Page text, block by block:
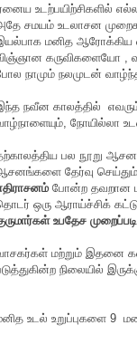
உடற்பயிற்சிகளில்
சமயம் உடலாசன
மனித ஆரோக்கிய
கருவிகளையோ ,
நாமும் நலமுடன்
நவீன காலத்தில்
நோயில்லா
பல நூறு
தேர்வு செய்தும்
போன்ற தவறான
ஒரு ஆராய்ச்சிக்
உபதேச முறைப்படி
மற்றும் இதனை
நிலையில்
உடல் உறுப்புகளை 9